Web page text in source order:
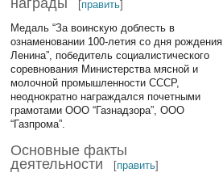
награды
[править]
Медаль “За воинскую доблесть в
ознаменовании 100-летия со дня рождения
Ленина”, победитель социалистического
соревнования Министерства мясной и
молочной промышленности СССР,
неоднократно награждался почетными
грамотами ООО “Газнадзора”, ООО
“Газпрома”.
Основные факты
деятельности
[править]